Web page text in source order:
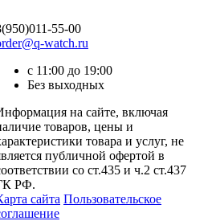
55-00
watch.ru
с 11:00 до 19:00
Без выходных
на сайте, включая
товаров, цены и
товара и услуг, не
публичной офертой в
со ст.435 и ч.2 ст.437
РФ.
сайта Пользовательское